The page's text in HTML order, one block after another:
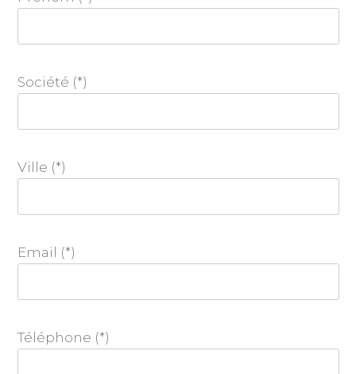
Société (*)
Ville (*)
Email (*)
Téléphone (*)